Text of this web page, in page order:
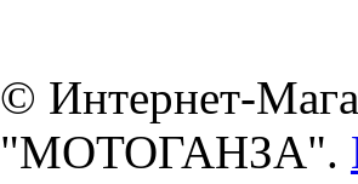
© Интернет-
"МОТОГАНЗА".